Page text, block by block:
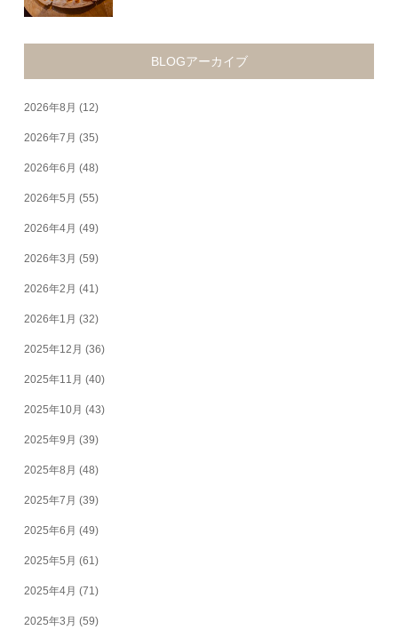
BLOGアーカイブ
2026年8月 (12)
2026年7月 (35)
2026年6月 (48)
2026年5月 (55)
2026年4月 (49)
2026年3月 (59)
2026年2月 (41)
2026年1月 (32)
2025年12月 (36)
2025年11月 (40)
2025年10月 (43)
2025年9月 (39)
2025年8月 (48)
2025年7月 (39)
2025年6月 (49)
2025年5月 (61)
2025年4月 (71)
2025年3月 (59)